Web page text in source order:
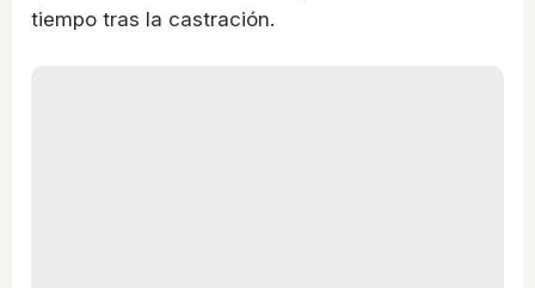
tiempo tras la castración.